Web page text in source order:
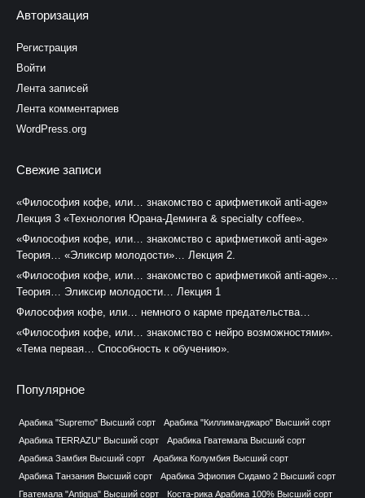
Авторизация
Регистрация
Войти
Лента записей
Лента комментариев
WordPress.org
Свежие записи
«Философия кофе, или… знакомство с арифметикой anti-age»
Лекция 3 «Технология Юрана-Деминга & specialty coffee».
«Философия кофе, или… знакомство с арифметикой anti-age»
Теория… «Эликсир молодости»… Лекция 2.
«Философия кофе, или… знакомство с арифметикой anti-age»…
Теория… Эликсир молодости… Лекция 1
Философия кофе, или… немного о карме предательства…
«Философия кофе, или… знакомство с нейро возможностями».
«Тема первая… Способность к обучению».
Популярное
Арабика "Supremo" Высший сорт
Арабика "Киллиманджаро" Высший сорт
Арабика TERRAZU" Высший сорт
Арабика Гватемала Высший сорт
Арабика Замбия Высший сорт
Арабика Колумбия Высший сорт
Арабика Танзания Высший сорт
Арабика Эфиопия Сидамо 2 Высший сорт
Гватемала "Antigua" Высший сорт
Коста-рика Арабика 100% Высший сорт